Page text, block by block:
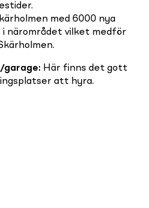
med 6000 nya
i närområdet vilket medför
garage: Här finns det gott
att hyra.